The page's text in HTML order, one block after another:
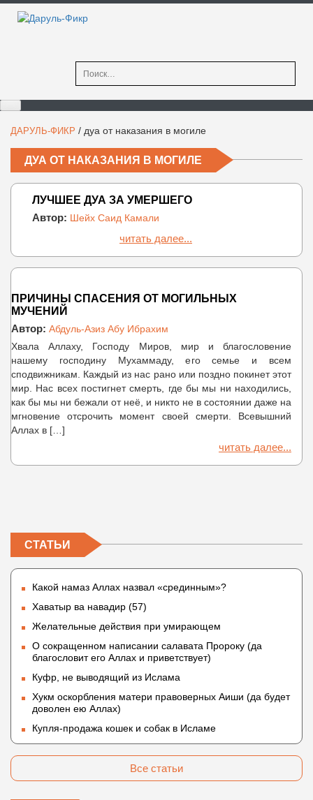
Найти:
ДАРУЛЬ-ФИКР / дуа от наказания в могиле
ДУА ОТ НАКАЗАНИЯ В МОГИЛЕ
ЛУЧШЕЕ ДУА ЗА УМЕРШЕГО
Автор: Шейх Саид Камали
читать далее...
ПРИЧИНЫ СПАСЕНИЯ ОТ МОГИЛЬНЫХ
МУЧЕНИЙ
Автор: Абдуль-Азиз Абу Ибрахим
Хвала Аллаху, Господу Миров, мир и благословение
нашему господину Мухаммаду, его семье и всем
сподвижникам. Каждый из нас рано или поздно покинет этот
мир. Нас всех постигнет смерть, где бы мы ни находились,
как бы мы ни бежали от неё, и никто не в состоянии даже на
мгновение отсрочить момент своей смерти. Всевышний
Аллах в […]
читать далее...
СТАТЬИ
Какой намаз Аллах назвал «срединным»?
Хаватыр ва навадир (57)
Желательные действия при умирающем
О сокращенном написании салавата Пророку (да
благословит его Аллах и приветствует)
Куфр, не выводящий из Ислама
Хукм оскорбления матери правоверных Аиши (да будет
доволен ею Аллах)
Купля-продажа кошек и собак в Исламе
Все статьи